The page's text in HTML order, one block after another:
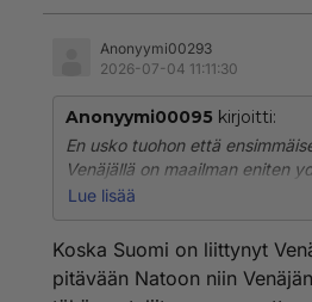
Anonyymi00293
2026-07-04 11:11:30
Anonyymi00095 kirjoitti:
En usko tuohon että
Venäjällä on maailman eniten
Suomeen ne voisi edes
Mutta ei venäjä voi aloittaa
paukuilla,koska ninhin voidaan
Lue lisää
Koska Suomi on liittynyt
pitävään Natoon niin